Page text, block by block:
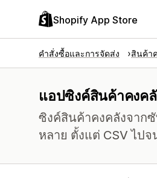
Shopify App Store
คำสั่งซื้อและการจัดส่ง สินค้า
แอปซิงค์สินค้าคงค
ซิงค์สินค้าคงคลังจาก
หลาย ตั้งแต่ CSV ไปจ